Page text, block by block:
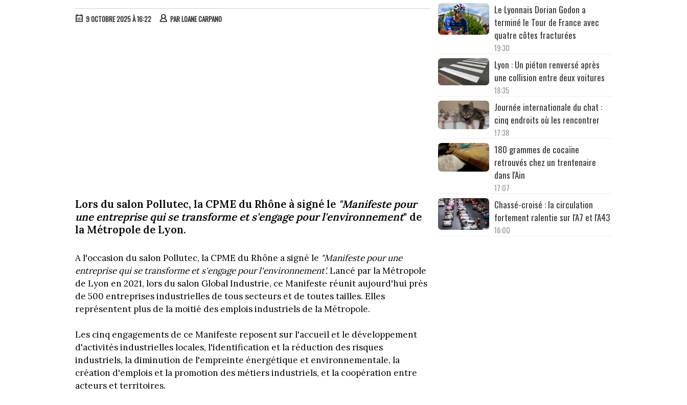
9 OCTOBRE 2025 À 16:22 PARLOANE CARPANO
Lors du salon Pollutec, la CPME du Rhône à signé le "Manifeste pour
une entreprise qui se transforme et s'engage pour l'environnement" de
la Métropole de Lyon.
A l'occasion du salon Pollutec, la CPME du Rhône a signé le "Manifeste pour une
entreprise qui se transforme et s'engage pour l'environnement'.Lancé par la Métropole
de Lyon en 2021, lors du salon Global Industrie, ce Manifeste réunit aujourd'hui près
de 500 entreprises industrielles de tous secteurs et de toutes tailles. Elles
représentent plus de la moitié des emplois industriels de la Métropole.
Les cinq engagements de ce Manifeste reposent sur l'accueil et le développement
d'activités industrielles locales, l'identification et la réduction des risques
industriels, la diminution de l'empreinte énergétique et environnementale, la
création d'emplois et la promotion des métiers industriels, et la coopération entre
acteurs et territoires.
Le Lyonnais Dorian Godon a
terminé le Tour de France avec
quatre côtes fracturées
19:30
Lyon : Un piéton renversé après
une collision entre deux voitures
18:35
Journée internationale du chat :
cinq endroits où les rencontrer
17:38
180 grammes de cocaïne
retrouvés chez un trentenaire
dans l'Ain
17:07
Chassé-croisé : la circulation
fortement ralentie sur l'A7 et l'A43
16:00